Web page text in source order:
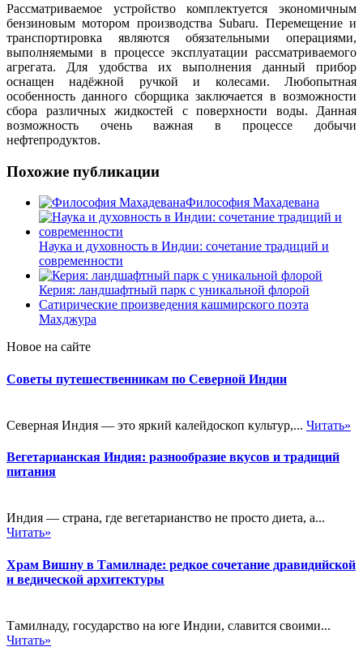
Рассматриваемое устройство комплектуется экономичным
бензиновым мотором производства Subaru. Перемещение и
транспортировка являются обязательными операциями,
выполняемыми в процессе эксплуатации рассматриваемого
агрегата. Для удобства их выполнения данный прибор
оснащен надёжной ручкой и колесами. Любопытная
особенность данного сборщика заключается в возможности
сбора различных жидкостей с поверхности воды. Данная
возможность очень важная в процессе добычи
нефтепродуктов.
Похожие публикации
Философия Махадевана
Наука и духовность в Индии: сочетание традиций и
современности
Керия: ландшафтный парк с уникальной флорой
Сатирические произведения кашмирского поэта
Махджура
Новое на сайте
Советы путешественникам по Северной Индии
Северная Индия — это яркий калейдоскоп культур,... Читать»
Вегетарианская Индия: разнообразие вкусов и традиций
питания
Индия — страна, где вегетарианство не просто диета, а...
Читать»
Храм Вишну в Тамилнаде: редкое сочетание дравидийской
и ведической архитектуры
Тамилнаду, государство на юге Индии, славится своими...
Читать»